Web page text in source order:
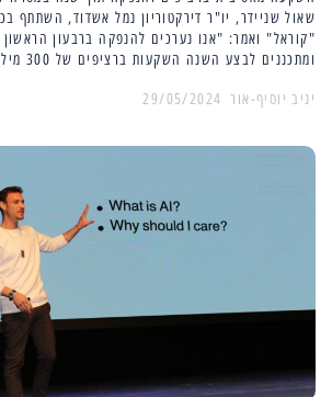
ומתכננים לבצע השנה השקעות ברציפים של 300 מיליון ₪".
יניב יוסיף-אור 29/05/2024